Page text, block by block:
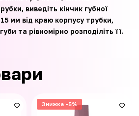
виведіть кінчик губної
мм від краю корпусу трубки,
та рівномірно розподіліть її.
Знижка -5%